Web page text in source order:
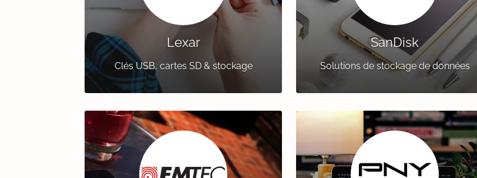
Lexar
Clés USB, cartes SD & stockage
SanDisk
Solutions de stockage de données